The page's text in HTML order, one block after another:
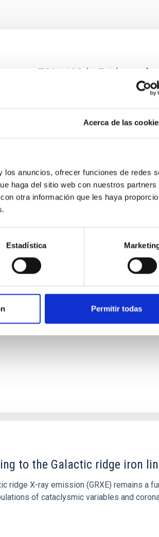
Acerca de las
anuncios, ofrecer funciones de redes
haga del sitio web con nuestros partners
otra información que les haya
Estadística
Permitir todas
TOI-1130 b: Evidence
warm mini-Neptune, TOI-1130 b (3.66
outer hot Jupiter locked in a 2:1 mean
(98943) Torifune
for the Small Hazardous Asteroid
return to the Earth with the samples
to the Galactic ridge iron
ridge X-ray emission (GRXE) remains a
of cataclysmic variables and